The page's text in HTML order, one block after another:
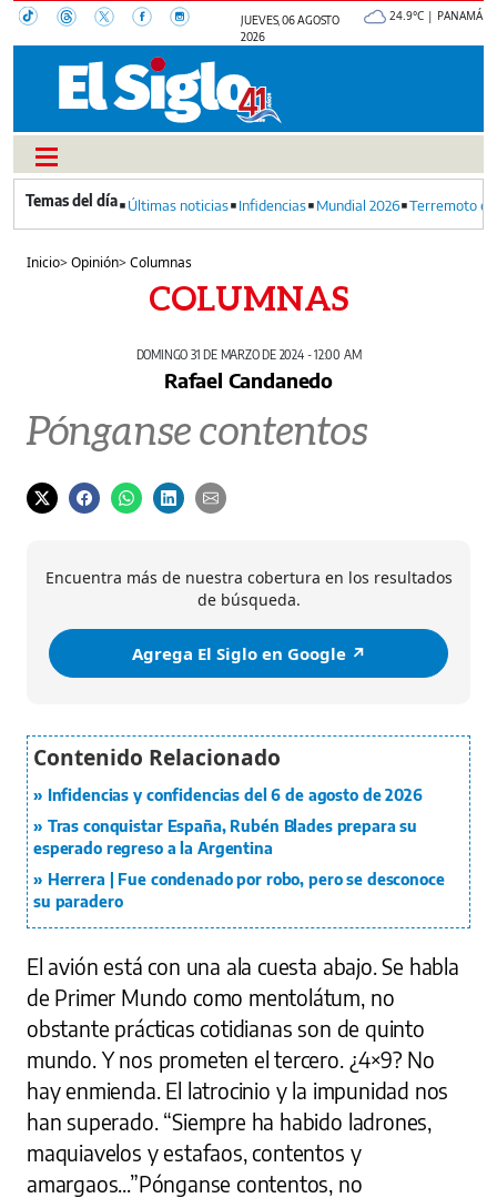
JUEVES, 06 AGOSTO
2026
24.9°C | PANAMÁ
Últimas noticias Infidencias Mundial 2026 Terremoto
Inicio>Opinión>Columnas
COLUMNAS
DOMINGO 31 DE MARZO DE 2024 - 12:00 AM
Rafael Candanedo
Pónganse contentos
Encuentra más de nuestra cobertura en los resultados
de búsqueda.
Agrega El Siglo en Google ↗️
Infidencias y confidencias del 6 de agosto de 2026
Tras conquistar España, Rubén Blades prepara su
esperado regreso a la Argentina
Herrera | Fue condenado por robo, pero se desconoce
su paradero
El avión está con una ala cuesta abajo. Se habla
de Primer Mundo como mentolátum, no
obstante prácticas cotidianas son de quinto
mundo. Y nos prometen el tercero. ¿4×9? No
hay enmienda. El latrocinio y la impunidad nos
han superado. “Siempre ha habido ladrones,
maquiavelos y estafaos, contentos y
amargaos...”Pónganse contentos, no